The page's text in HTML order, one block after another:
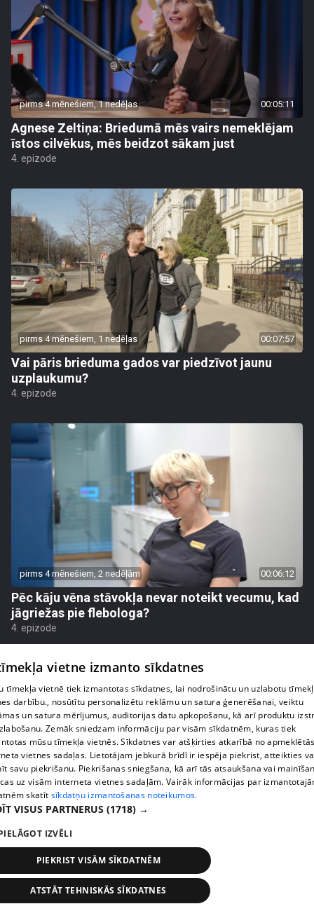
pirms 4 mēnešiem, 1 nedēļas 00:05:11
Agnese Zeltiņa: Briedumā mēs vairs nemeklējam
īstos cilvēkus, mēs beidzot sākam just
4. epizode
pirms 4 mēnešiem, 1 nedēļas 00:07:57
Vai pāris brieduma gados var piedzīvot jaunu
uzplaukumu?
4. epizode
pirms 4 mēnešiem, 2 nedēļām 00:06:12
Pēc kāju vēna stāvokļa nevar noteikt vecumu, kad
jāgriežas pie flebologa?
4. epizode
pirms 4 mēnešiem, 2 nedēļām
Ko cilvēki patiesībā meklē energoterapijā pie
Agneses Zeltiņas
4. epizode
vietne izmanto sīkdatnes
tīmekļa vietnē tiek izmantotas sīkdatnes, lai nodrošinātu un uzlabotu
darbību., nosūtītu personalizētu reklāmu un satura ģenerēšanai, veiktu
un satura mērījumus, auditorijas datu apkopošanu, kā arī produktu
Zemāk sniedzam informāciju par visām sīkdatnēm, kuras tiek
mūsu tīmekļa vietnēs. Sīkdatnes var atšķirties atkarībā no
vietnes sadaļas. Lietotājam jebkurā brīdī ir iespēja piekrist, atteikties
savu piekrišanu. Piekrišanas sniegšana, kā arī tās atsaukšana vai
uz visām interneta vietnes sadaļām. Vairāk informācijas par
skatīt sīkdatņu izmantošanas noteikumos.
VISUS PARTNERUS (1718) →
IZVĒLI
PIEKRIST VISĀM SĪKDATNĒM
ATSTĀT TEHNISKĀS SĪKDATNES